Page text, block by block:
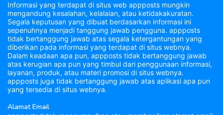
Informasi yang terdapat di situs web appposts mungkin
mengandung kesalahan, kelalaian, atau ketidakakuratan.
Segala keputusan yang dibuat berdasarkan informasi ini
sepenuhnya menjadi tanggung jawab pengguna. appposts
tidak bertanggung jawab atas segala ketergantungan yang
diberikan pada informasi yang terdapat di situs webnya.
Dalam keadaan apa pun, appposts tidak bertanggung jawab
atas kerugian apa pun yang timbul dari penggunaan informasi,
layanan, produk, atau materi promosi di situs webnya.
appposts juga tidak bertanggung jawab atas aplikasi apa pun
yang tersedia di situs webnya.
Alamat Email